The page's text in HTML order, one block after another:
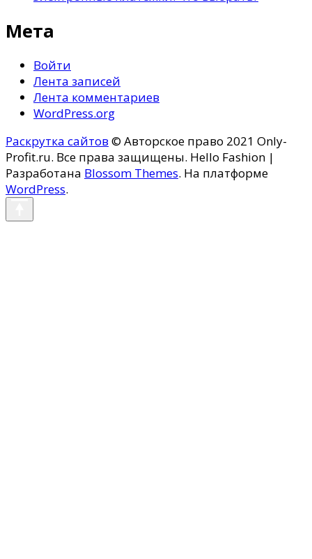
Мета
Войти
Лента записей
Лента комментариев
WordPress.org
Раскрутка сайтов © Авторское право 2021 Only-
Profit.ru. Все права защищены. Hello Fashion |
Разработана Blossom Themes. На платформе
WordPress.